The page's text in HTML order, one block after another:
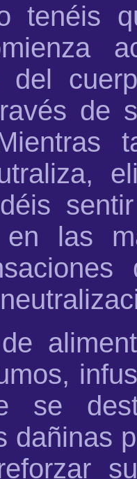
tenéis
del
de
en las
se
dañinas